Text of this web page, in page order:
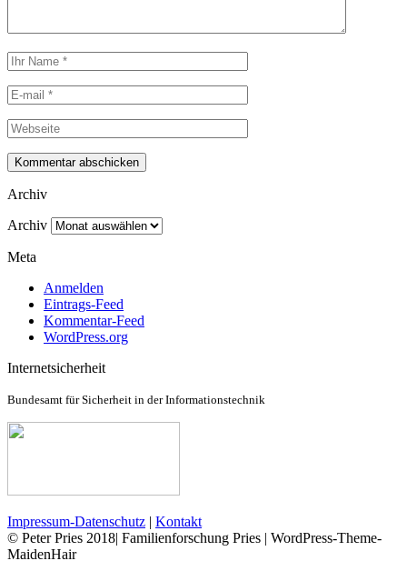
Archiv
Archiv
Meta
Anmelden
Eintrags-Feed
Kommentar-Feed
WordPress.org
Internetsicherheit
Bundesamt für Sicherheit in der Informationstechnik
Impressum-Datenschutz | Kontakt
© Peter Pries 2018| Familienforschung Pries | WordPress-Theme-
MaidenHair